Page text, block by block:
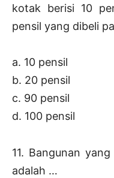
kotak berisi 10
pensil yang dibeli
a. 10 pensil
b. 20 pensil
c. 90 pensil
d. 100 pensil
11. Bangunan
adalah …